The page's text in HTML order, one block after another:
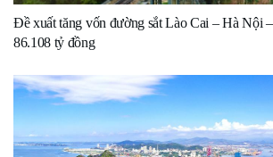
Đề xuất tăng vốn đường sắt Lào Cai – Hà Nội
86.108 tỷ đồng